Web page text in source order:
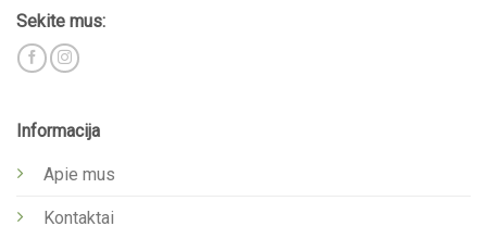
Informacija
Apie mus
Kontaktai
Sekite mus: